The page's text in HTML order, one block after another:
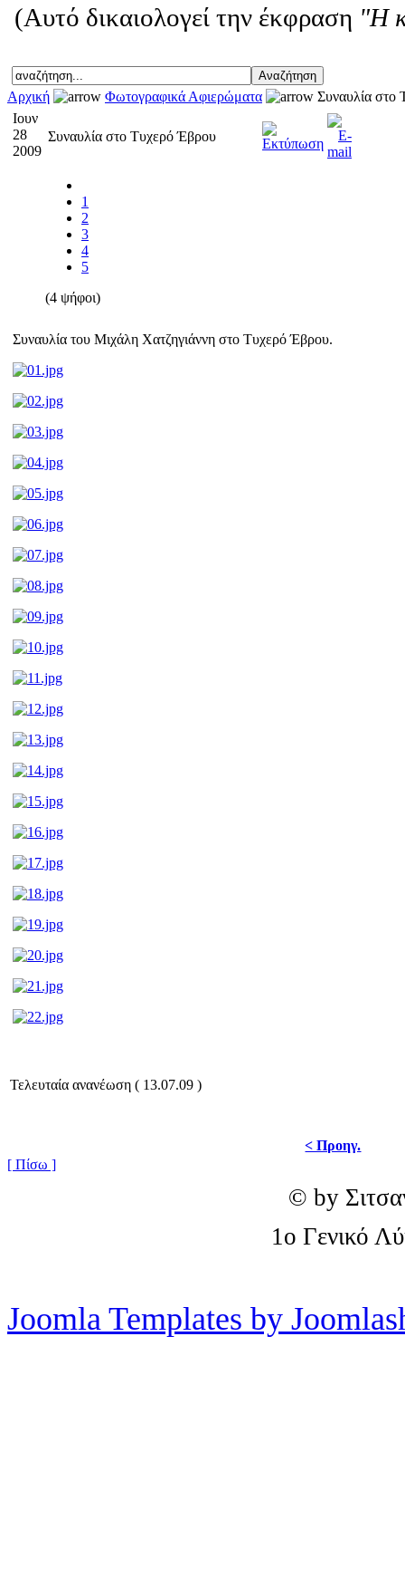
(Αυτό δικαιολογεί την έκφραση "Η
Αρχική Φωτογραφικά Αφιερώματα
Συναυλία στο
Ιουν
28
2009
Συναυλία στο Τυχερό Έβρου
1
2
3
4
5
(4 ψήφοι)
Συναυλία του Μιχάλη Χατζηγιάννη στο Τυχερό Έβρου.
Τελευταία ανανέωση ( 13.07.09 )
< Προηγ.
[ Πίσω ]
© by
1o Γενικό
Joomla Templates by